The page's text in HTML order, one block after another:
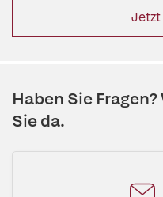
Jetzt
Haben Sie
Sie da.